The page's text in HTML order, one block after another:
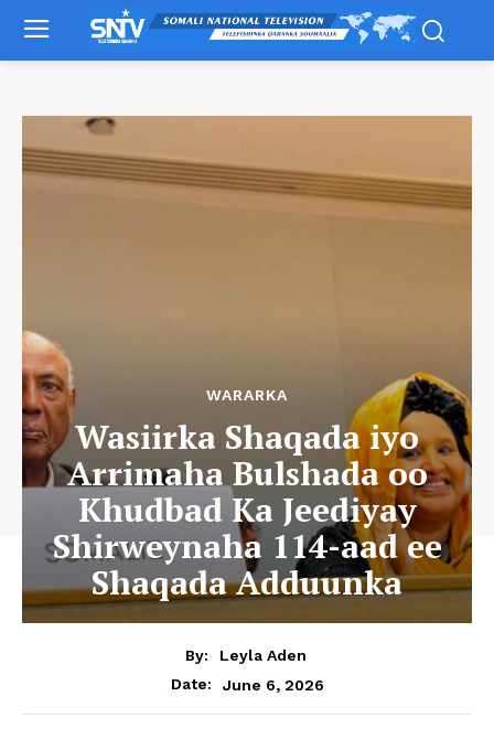
WARARKA
Wasiirka Shaqada iyo
Arrimaha Bulshada oo
Khudbad Ka Jeediyay
Shirweynaha 114-aad ee
Shaqada Adduunka
By:
Leyla Aden
Date:
June 6, 2026